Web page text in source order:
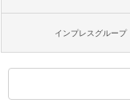
インプレスグループ